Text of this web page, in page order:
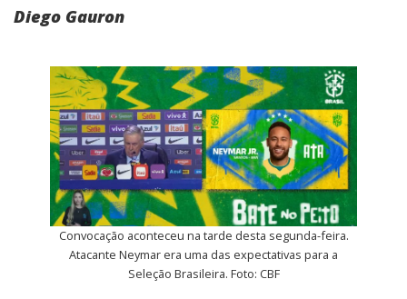
Diego Gauron
Convocação aconteceu na tarde desta segunda-feira.
Atacante Neymar era uma das expectativas para a
Seleção Brasileira. Foto: CBF